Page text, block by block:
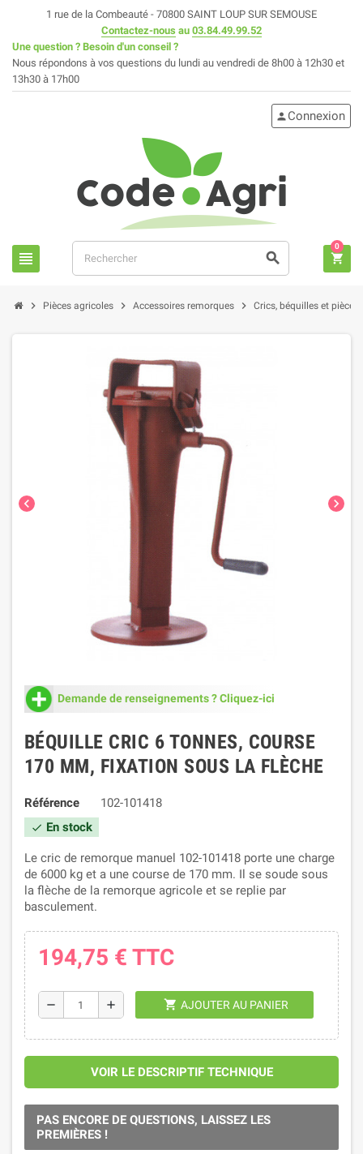
1 rue de la Combeauté - 70800 SAINT LOUP SUR SEMOUSE
Contactez-nous au 03.84.49.99.52
Une question ? Besoin d'un conseil ?
Nous répondons à vos questions du lundi au vendredi de 8h00 à 12h30 et
13h30 à 17h00
view_headline search
person Connexion
shopping_cart
0
chevron_right Pièces agricoles chevron_right Accessoires remorques chevron_right Crics, béquilles et pièces
chevron_left chevron_right
Demande de renseignements ? Cliquez-ici
BÉQUILLE CRIC 6 TONNES, COURSE
170 MM, FIXATION SOUS LA FLÈCHE
Référence 102-101418
check En stock
Le cric de remorque manuel 102-101418 porte une charge
de 6000 kg et a une course de 170 mm. Il se soude sous
la flèche de la remorque agricole et se replie par
basculement.
194,75 € TTC
remove add shopping_cart AJOUTER AU PANIER
VOIR LE DESCRIPTIF TECHNIQUE
PAS ENCORE DE QUESTIONS, LAISSEZ LES
PREMIÈRES !